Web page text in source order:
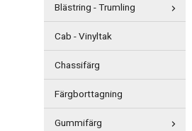
Blästring - Trumling
Cab - Vinyltak
Chassifärg
Färgborttagning
Gummifärg